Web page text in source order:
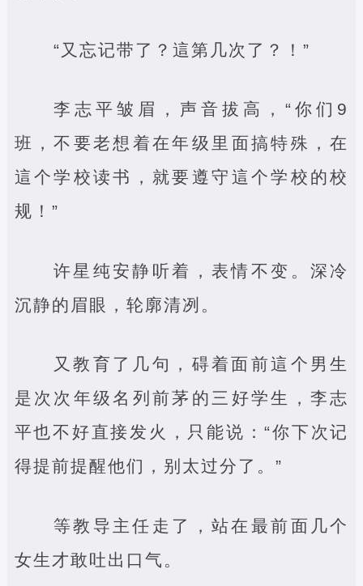
“又忘记带了？這第几次了？！”
李志平皱眉，声音拔高，“你们9
班，不要老想着在年级里面搞特殊，在
這个学校读书，就要遵守這个学校的校
规！”
许星纯安静听着，表情不变。深冷
沉静的眉眼，轮廓清冽。
又教育了几句，碍着面前這个男生
是次次年级名列前茅的三好学生，李志
平也不好直接发火，只能说：“你下次记
得提前提醒他们，别太过分了。”
等教导主任走了，站在最前面几个
女生才敢吐出口气。